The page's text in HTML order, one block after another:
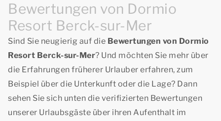
Bewertungen von Dormio
Resort Berck-sur-Mer
Sind Sie neugierig auf die Bewertungen von Dormio
Resort Berck-sur-Mer? Und möchten Sie mehr über
die Erfahrungen früherer Urlauber erfahren, zum
Beispiel über die Unterkunft oder die Lage? Dann
sehen Sie sich unten die verifizierten Bewertungen
unserer Urlaubsgäste über ihren Aufenthalt im